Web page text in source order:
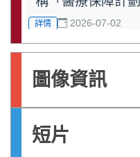
費」
小心假冒積金局
詳情 2026-06-01
圖像資訊
短片